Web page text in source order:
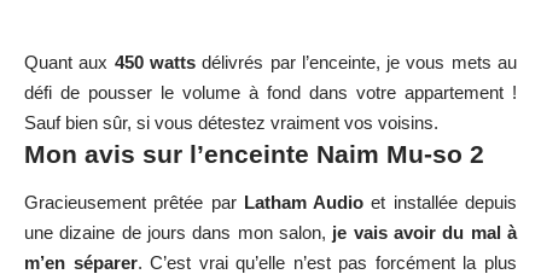
Quant aux 450 wattsdélivrés par l’enceinte, je vous mets au
défi de pousser le volume à fond dans votre appartement !
Sauf bien sûr, si vous détestez vraiment vos voisins.
Mon avis sur l’enceinte Naim Mu-so 2
Gracieusement prêtée par Latham Audio et installée depuis
une dizaine de jours dans mon salon, je vais avoir du mal à
m’en séparer. C’est vrai qu’elle n’est pas forcément la plus